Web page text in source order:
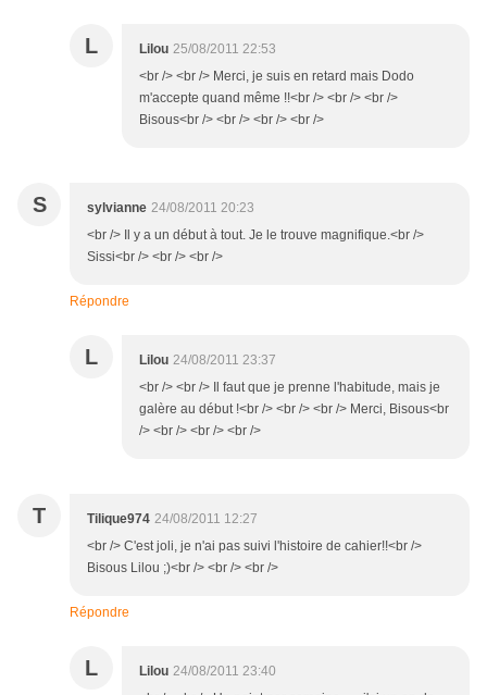
L Lilou 25/08/2011 22:53
<br /> <br /> Merci, je suis en retard mais Dodo
m'accepte quand même !!<br /> <br /> <br />
Bisous<br /> <br /> <br /> <br />
S sylvianne 24/08/2011 20:23
<br /> Il y a un début à tout. Je le trouve magnifique.<br />
Sissi<br /> <br /> <br />
Répondre
L Lilou 24/08/2011 23:37
<br /> <br /> Il faut que je prenne l'habitude, mais je
galère au début !<br /> <br /> <br /> Merci, Bisous<br
/> <br /> <br /> <br />
T Tilique974 24/08/2011 12:27
<br /> C'est joli, je n'ai pas suivi l'histoire de cahier!!<br />
Bisous Lilou ;)<br /> <br /> <br />
Répondre
L Lilou 24/08/2011 23:40